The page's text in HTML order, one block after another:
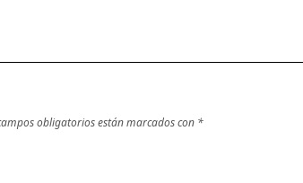
obligatorios están marcados con *